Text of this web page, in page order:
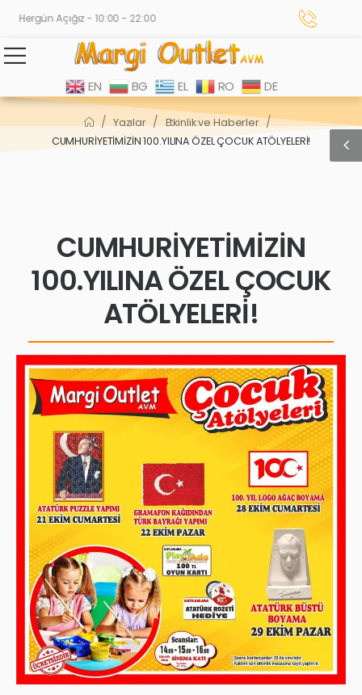
Hergün Açığız - 10:00 - 22:00
EN BG EL RO DE
/ Yazılar / Etkinlik ve Haberler /
CUMHURİYETİMİZİN 100.YILINA ÖZEL ÇOCUK ATÖLYELERİ!
CUMHURİYETİMİZİN
100.YILINA ÖZEL ÇOCUK
ATÖLYELERİ!